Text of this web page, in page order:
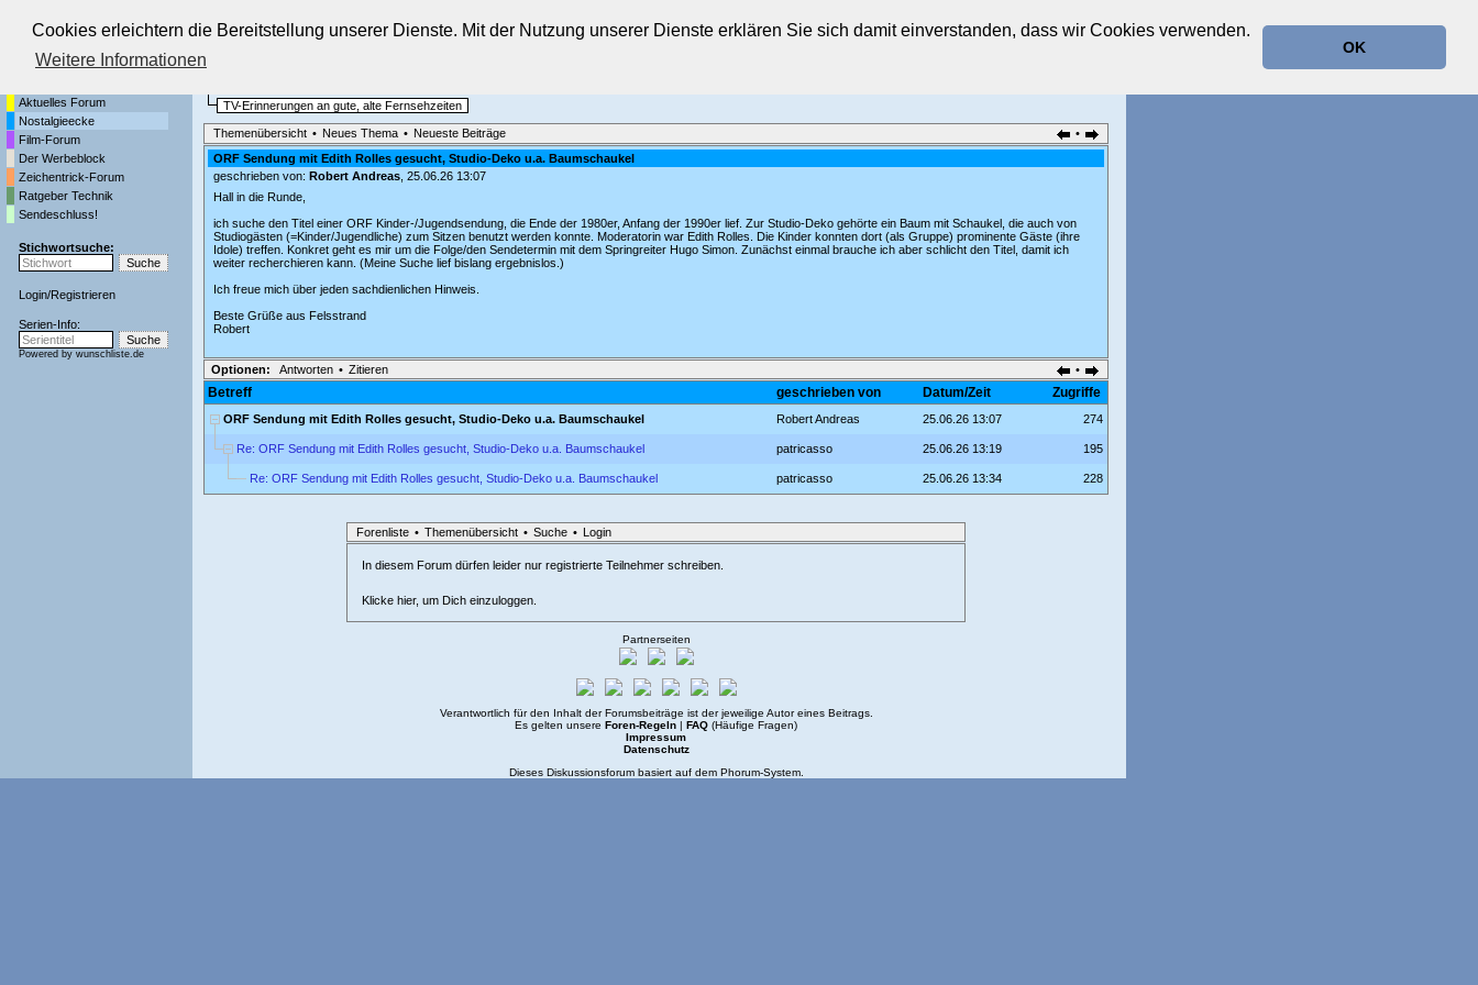
Cookies erleichtern die Bereitstellung unserer Dienste. Mit der Nutzung unserer Dienste erklären Sie sich damit einverstanden, dass wir Cookies verwenden.
Weitere Informationen
OK
Die Fernseh-Diskussionsforen von
Aktuelles Forum
Nostalgieecke
Film-Forum
Der Werbeblock
Zeichentrick-Forum
Ratgeber Technik
Sendeschluss!
Stichwortsuche:
Login/Registrieren
Serien-Info:
Powered by wunschliste.de
TV-Erinnerungen an gute, alte Fernsehzeiten
Themenübersicht • Neues Thema • Neueste Beiträge
•
ORF Sendung mit Edith Rolles gesucht, Studio-Deko u.a. Baumschaukel
geschrieben von: Robert Andreas, 25.06.26 13:07
Hall in die Runde,
ich suche den Titel einer ORF Kinder-/Jugendsendung, die Ende der 1980er, Anfang der 1990er lief. Zur Studio-Deko gehörte ein Baum mit Schaukel, die auch von
Studiogästen (=Kinder/Jugendliche) zum Sitzen benutzt werden konnte. Moderatorin war Edith Rolles. Die Kinder konnten dort (als Gruppe) prominente Gäste (ihre
Idole) treffen. Konkret geht es mir um die Folge/den Sendetermin mit dem Springreiter Hugo Simon. Zunächst einmal brauche ich aber schlicht den Titel, damit ich
weiter recherchieren kann. (Meine Suche lief bislang ergebnislos.)
Ich freue mich über jeden sachdienlichen Hinweis.
Beste Grüße aus Felsstrand
Robert
•
Optionen: Antworten • Zitieren
Betreff geschrieben von Datum/Zeit Zugriffe
ORF Sendung mit Edith Rolles gesucht, Studio-Deko u.a. Baumschaukel Robert Andreas 25.06.26 13:07 274
Re: ORF Sendung mit Edith Rolles gesucht, Studio-Deko u.a. Baumschaukel patricasso 25.06.26 13:19 195
Re: ORF Sendung mit Edith Rolles gesucht, Studio-Deko u.a. Baumschaukel patricasso 25.06.26 13:34 228
Forenliste • Themenübersicht • Suche • Login
In diesem Forum dürfen leider nur registrierte Teilnehmer schreiben.
Klicke hier, um Dich einzuloggen.
Partnerseiten
Verantwortlich für den Inhalt der Forumsbeiträge ist der jeweilige Autor eines Beitrags.
Es gelten unsere Foren-Regeln FAQ (Häufige Fragen)
Impressum
Datenschutz
Dieses Diskussionsforum basiert auf dem Phorum-System.